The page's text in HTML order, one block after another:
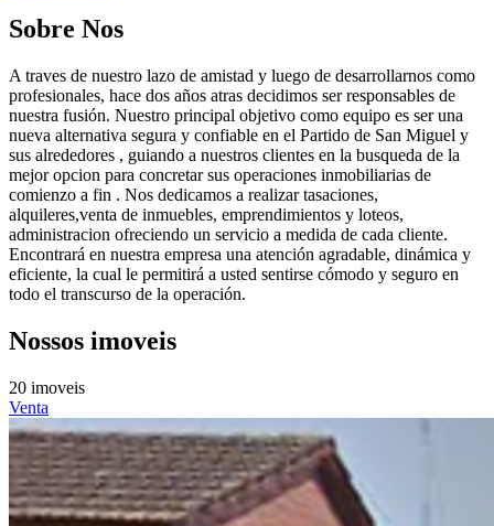
Sobre Nos
A traves de nuestro lazo de amistad y luego de desarrollarnos como
profesionales, hace dos años atras decidimos ser responsables de
nuestra fusión. Nuestro principal objetivo como equipo es ser una
nueva alternativa segura y confiable en el Partido de San Miguel y
sus alrededores , guiando a nuestros clientes en la busqueda de la
mejor opcion para concretar sus operaciones inmobiliarias de
comienzo a fin . Nos dedicamos a realizar tasaciones,
alquileres,venta de inmuebles, emprendimientos y loteos,
administracion ofreciendo un servicio a medida de cada cliente.
Encontrará en nuestra empresa una atención agradable, dinámica y
eficiente, la cual le permitirá a usted sentirse cómodo y seguro en
todo el transcurso de la operación.
Nossos imoveis
20 imoveis
Venta